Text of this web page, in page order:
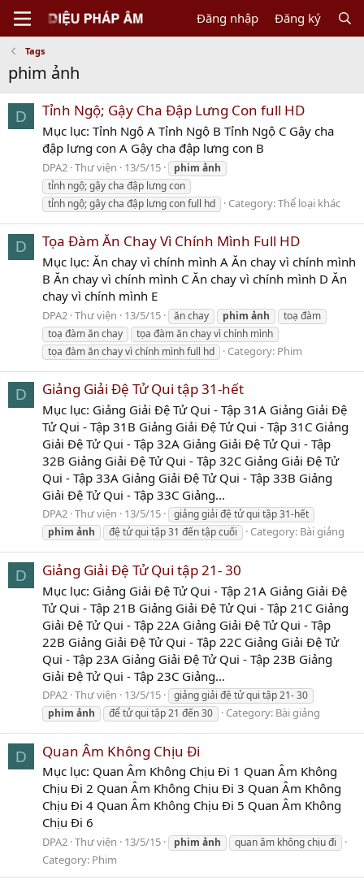
Đăng nhập Đăng ký
Tags
phim ảnh
D Tỉnh Ngộ; Gậy Cha Đập Lưng Con full HD
Mục lục: Tỉnh Ngộ A Tỉnh Ngộ B Tỉnh Ngộ C Gậy cha
đập lưng con A Gậy cha đập lưng con B
DPA2 Thư viện 13/5/15 phim ảnh
tỉnh ngộ; gậy cha đập lưng con
tỉnh ngộ; gậy cha đập lưng con full hd
Category:Thể loại khác
D Tọa Đàm Ăn Chay Vì Chính Mình Full HD
Mục lục: Ăn chay vì chính mình A Ăn chay vì chính mình
B Ăn chay vì chính mình C Ăn chay vì chính mình D Ăn
chay vì chính mình E
DPA2 Thư viện 13/5/15 ăn chay phim ảnh
toạ đàm
toạ đàm ăn chay
tọa đàm ăn chay vì chính mình
tọa đàm ăn chay vì chính mình full hd
Category: Phim
D Giảng Giải Đệ Tử Qui tập 31-hết
Mục lục: Giảng Giải Đệ Tử Qui - Tập 31A Giảng Giải Đệ
Tử Qui - Tập 31B Giảng Giải Đệ Tử Qui - Tập 31C Giảng
Giải Đệ Tử Qui - Tập 32A Giảng Giải Đệ Tử Qui - Tập
32B Giảng Giải Đệ Tử Qui - Tập 32C Giảng Giải Đệ Tử
Qui - Tập 33A Giảng Giải Đệ Tử Qui - Tập 33B Giảng
Giải Đệ Tử Qui - Tập 33C Giảng...
DPA2 Thư viện 13/5/15
giảng giải đệ tử qui tập 31-hết
phim ảnh đệ tử qui tập 31 đến tập cuối Category: Bài giảng
D Giảng Giải Đệ Tử Qui tập 21- 30
Mục lục: Giảng Giải Đệ Tử Qui - Tập 21A Giảng Giải Đệ
Tử Qui - Tập 21B Giảng Giải Đệ Tử Qui - Tập 21C Giảng
Giải Đệ Tử Qui - Tập 22A Giảng Giải Đệ Tử Qui - Tập
22B Giảng Giải Đệ Tử Qui - Tập 22C Giảng Giải Đệ Tử
Qui - Tập 23A Giảng Giải Đệ Tử Qui - Tập 23B Giảng
Giải Đệ Tử Qui - Tập 23C Giảng...
DPA2 Thư viện 13/5/15
giảng giải đệ tử qui tập 21- 30
phim ảnh để tử qui tập 21 đến 30 Category: Bài giảng
D Quan Âm Không Chịu Đi
Mục lục: Quan Âm Không Chịu Đi 1 Quan Âm Không
Chịu Đi 2 Quan Âm Không Chịu Đi 3 Quan Âm Không
Chịu Đi 4 Quan Âm Không Chịu Đi 5 Quan Âm Không
Chịu Đi 6
DPA2 Thư viện 13/5/15 phim ảnh quan âm không chịu đi
Category: Phim